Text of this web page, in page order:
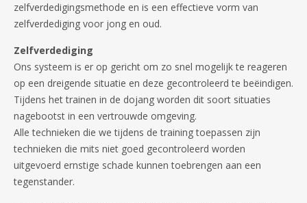
zelfverdedigingsmethode en is een effectieve vorm van
zelfverdediging voor jong en oud.
Zelfverdediging
Ons systeem is er op gericht om zo snel mogelijk te reageren
op een dreigende situatie en deze gecontroleerd te beëindigen.
Tijdens het trainen in de dojang worden dit soort situaties
nagebootst in een vertrouwde omgeving.
Alle technieken die we tijdens de training toepassen zijn
technieken die mits niet goed gecontroleerd worden
uitgevoerd ernstige schade kunnen toebrengen aan een
tegenstander.